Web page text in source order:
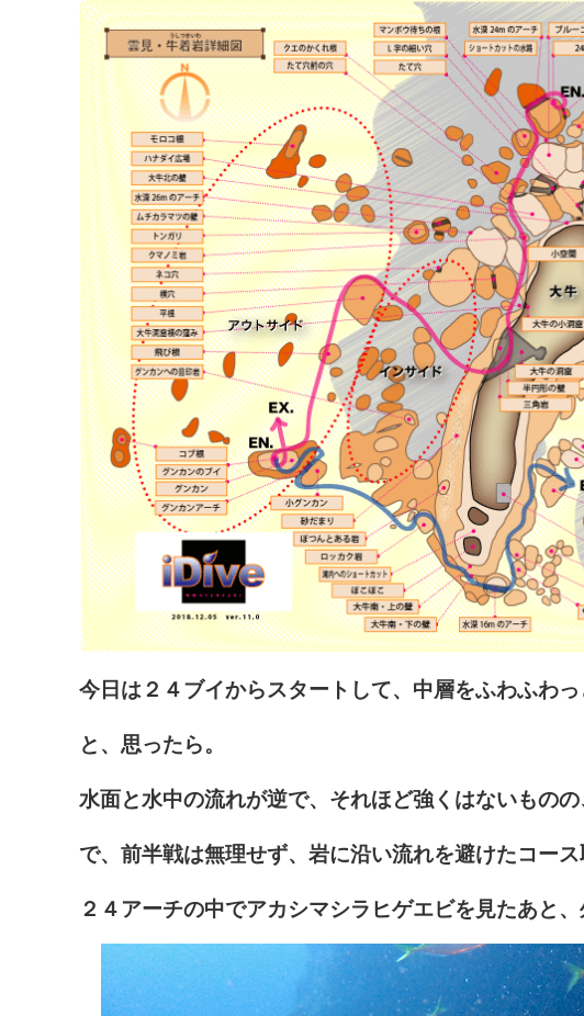
今日は２４ブイからスタートして、中層をふわふわっ
と、思ったら。
水面と水中の流れが逆で、それほど強くはないもの
で、前半戦は無理せず、岩に沿い流れを避けたコース
２４アーチの中でアカシマシラヒゲエビを見たあと